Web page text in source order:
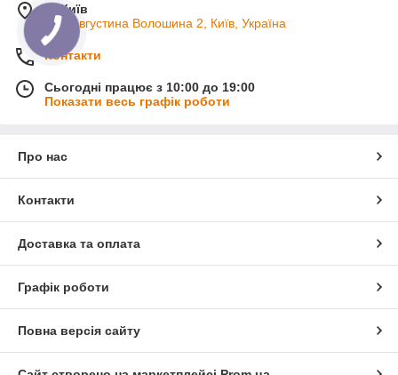
м. Київ
вул. Августина Волошина 2, Київ, Україна
Контакти
Сьогодні працює з 10:00 до 19:00
Показати весь графік роботи
Про нас
Контакти
Доставка та оплата
Графік роботи
Повна версія сайту